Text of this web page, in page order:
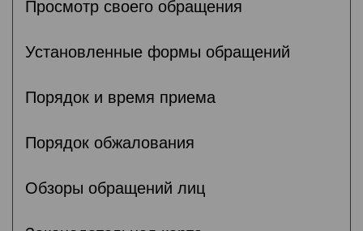
Просмотр своего обращения
Установленные формы обращений
Порядок и время приема
Порядок обжалования
Обзоры обращений лиц